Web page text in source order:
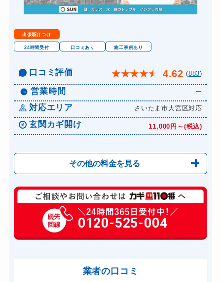
出張駆けつけ
24時間受付 口コミあり 施工事例あり
口コミ評価 ★★★★★ 4.62 (883)
営業時間 ー
対応エリア さいたま市大宮区対応
玄関カギ開け 11,000円～(税込)
その他の料金を見る
玄関カギ修理 6,600円～(税込)
玄関カギ作成 14,300円～(税込)
玄関カギ交換 14,300円～(税込)
バイクカギ開け
0120-525-004
業者の口コミ